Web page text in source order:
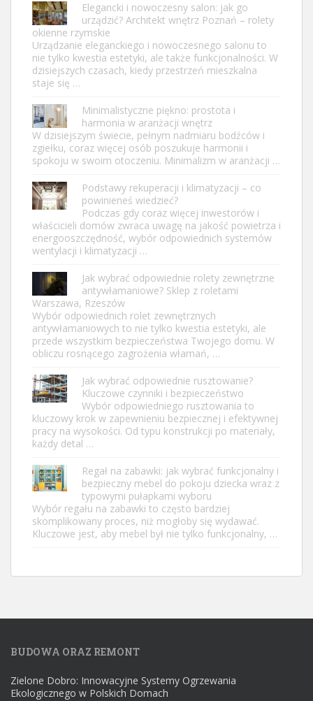
Elegancki i nowoczesny salon: jak go
urządzić? Architekt wnętrz Poznań – rolety
okienne rzymskie
Urządzanie eleganckiego i nowoczesnego salonu to
nie tylko kwestia estetyki, ale także funkcjonalności. W
dzisiejszych czasach, kiedy przestrzeń mieszkalna
staje się …
Minimalistyczne piękno: prostota i
harmonia w aranżacji wnętrz
W dzisiejszym świecie, pełnym nadmiaru bodźców i
zgiełku, coraz więcej osób poszukuje harmonii i
spokoju w swoim otoczeniu. Minimalizm w aranżacji …
Podstawy rekuperacji i klimatyzacji – co
powinieneś wiedzieć?
Podczas gdy coraz więcej inwestorów i
właścicieli domów zwraca uwagę na jakość powietrza i
energooszczędność, wybór odpowiednich systemów
wentylacji i klimatyzacji …
Jak wybrać odpowiednie rolety zewnętrzne
antywłamaniowe? Sklep z roletami
Warszawa, Rzeszów
Wybór odpowiednich rolet zewnętrznych
antywłamaniowych to nie tylko kwestia estetyki, ale
przede wszystkim bezpieczeństwa Twojego domu. W
obliczu rosnącego zagrożenia włamań, …
Jak wybrać odpowiednie rusztowanie?
Kluczowe czynniki i bezpieczeństwo
Wybór odpowiedniego rusztowania to
kluczowy krok w zapewnieniu bezpiecznej i efektywnej
pracy na wysokości. Od typu konstrukcji po materiały,
każdy detal …
Regał na zabawki: jak wybrać funkcjonalny i
bezpieczny mebel do pokoju dziecka wraz z
typowymi pułapkami wyboru
Wybór regału na zabawki to często bardziej
skomplikowany proces, niż mogłoby się wydawać.
Kluczowe jest, aby mebel był nie tylko funkcjonalny, …
BUDOWA ORAZ REMONT
Zielone Dobro: Innowacyjne Systemy Ogrzewania
Ekologicznego w Polskich Domach